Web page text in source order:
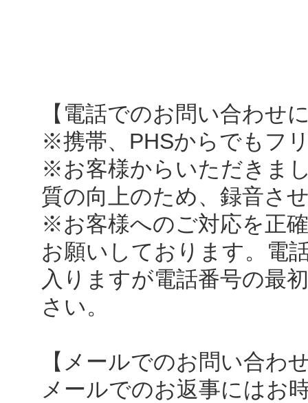
【電話でのお問い合わせ
※携帯、PHSからでもフ
※お客様からいただきま
質の向上のため、録音さ
※お客様へのご対応を正
お願いしております。電
入りますが電話番号の最
さい。
【メールでのお問い合わ
メールでのお返事にはお